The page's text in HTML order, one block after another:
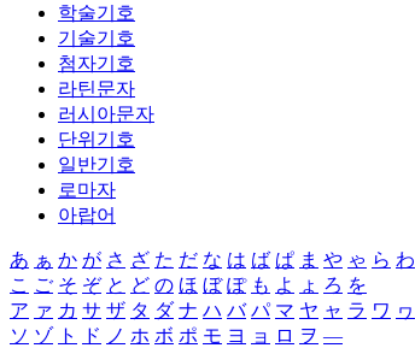
학술기호
기술기호
첨자기호
라틴문자
러시아문자
단위기호
일반기호
로마자
아랍어
あ ぁ か が さ ざ た だ な は ば ぱ ま や ゃ ら わ
こ ご そ ぞ と ど の ほ ぼ ぽ も よ ょ ろ を
ア ァ カ サ ザ タ ダ ナ ハ バ パ マ ヤ ャ ラ ワ ヮ
ソ ゾ ト ド ノ ホ ボ ポ モ ヨ ョ ロ ヲ ―